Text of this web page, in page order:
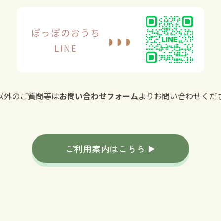
外のご質問等はお問い合わせフォームよりお問い合わせくだ
ご利用案内はこちら ▶